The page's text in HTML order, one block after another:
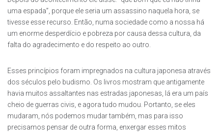
uma espada”, porque ele seria um assassino naquela hora, se
tivesse esse recurso. Então, numa sociedade como a nossa há
um enorme desperdício e pobreza por causa dessa cultura, da
falta do agradecimento e do respeito ao outro.
Esses princípios foram impregnados na cultura japonesa através
dos séculos pelo budismo. Os livros mostram que antigamente
havia muitos assaltantes nas estradas japonesas, lá era um país
cheio de guerras civis, e agora tudo mudou. Portanto, se eles
mudaram, nós podemos mudar também, mas para isso
precisamos pensar de outra forma, enxergar esses mitos